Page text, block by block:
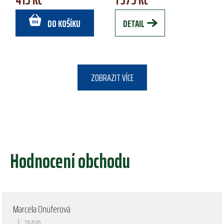
turistika,...
DO KOŠÍKU
kamo barvě,...
DETAIL
ZOBRAZIT VÍCE
Hodnocení obchodu
Marcela Onuferová